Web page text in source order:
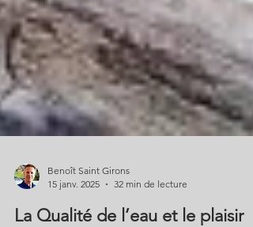
Benoît Saint Girons
15 janv. 2025
32 min de lecture